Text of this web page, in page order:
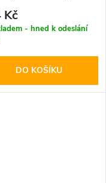
Kč
- hned k odeslání
DO KOŠÍKU